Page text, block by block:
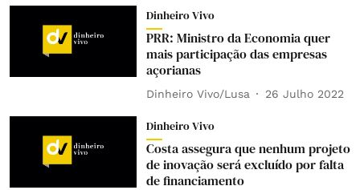
Dinheiro Vivo
PRR: Ministro da Economia quer
mais participação das empresas
açorianas
Dinheiro Vivo/Lusa 26 Julho 2022
Dinheiro Vivo
Costa assegura que nenhum projeto
de inovação será excluído por falta
de financiamento